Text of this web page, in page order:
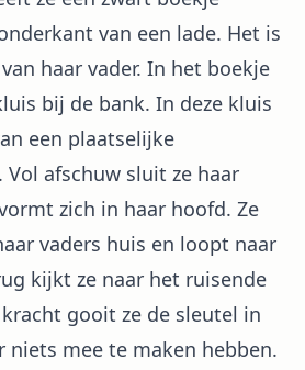
van een lade. Het is
haar vader. In het boekje
bij de bank. In deze kluis
een plaatselijke
Vol afschuw sluit ze haar
zich in haar hoofd. Ze
vaders huis en loopt naar
kijkt ze naar het ruisende
gooit ze de sleutel in
niets mee te maken hebben.